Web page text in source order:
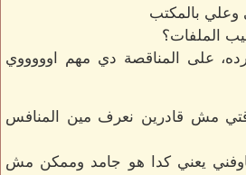
بالمكتب
الملفات؟
على المناقصة دي مهم اوووووي
مش قادرين نعرف مين المنافس
يعني كدا هو جامد وممكن مش